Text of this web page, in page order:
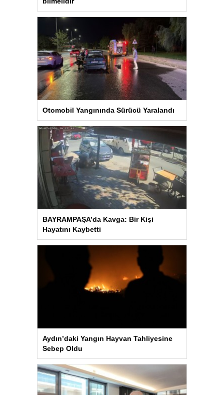
Otomobil Yangınında Sürücü Yaralandı
BAYRAMPAŞA’da Kavga: Bir Kişi
Hayatını Kaybetti
Aydın’daki Yangın Hayvan Tahliyesine
Sebep Oldu